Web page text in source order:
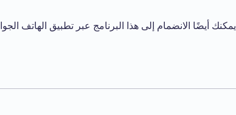
يمكنك أيضًا الانضمام إلى هذا البرنامج عبر تطبيق الهاتف